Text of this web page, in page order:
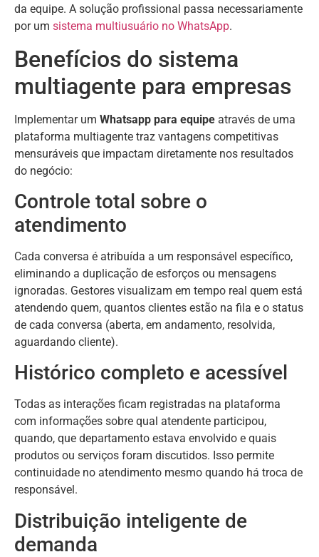
da equipe. A solução profissional passa necessariamente
por um sistema multiusuário no WhatsApp.
Benefícios do sistema
multiagente para empresas
Implementar um Whatsapp para equipe através de uma
plataforma multiagente traz vantagens competitivas
mensuráveis que impactam diretamente nos resultados
do negócio:
Controle total sobre o
atendimento
Cada conversa é atribuída a um responsável específico,
eliminando a duplicação de esforços ou mensagens
ignoradas. Gestores visualizam em tempo real quem está
atendendo quem, quantos clientes estão na fila e o status
de cada conversa (aberta, em andamento, resolvida,
aguardando cliente).
Histórico completo e acessível
Todas as interações ficam registradas na plataforma
com informações sobre qual atendente participou,
quando, que departamento estava envolvido e quais
produtos ou serviços foram discutidos. Isso permite
continuidade no atendimento mesmo quando há troca de
responsável.
Distribuição inteligente de
demanda